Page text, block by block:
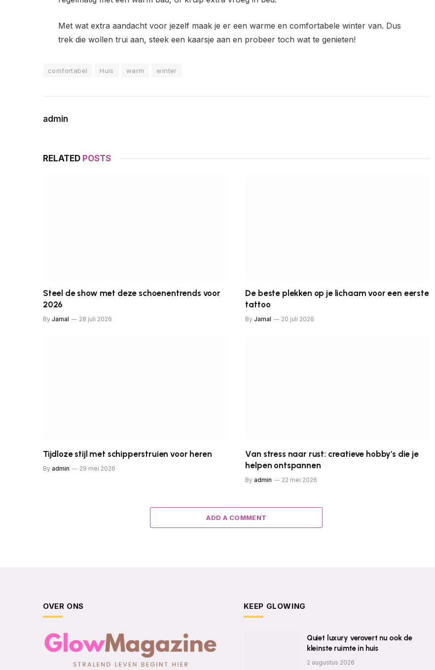
Met wat extra aandacht voor jezelf maak je er een warme en comfortabele winter van. Dus
trek die wollen trui aan, steek een kaarsje aan en probeer toch wat te genieten!
comfortabel Huis warm winter
admin
RELATED POSTS
Steel de show met deze schoenentrends voor
2026
By Jamal 28 juli 2026
De beste plekken op je lichaam voor een eerste
tattoo
By Jamal 20 juli 2026
Tijdloze stijl met schipperstruien voor heren
By admin 29 mei 2026
Van stress naar rust: creatieve hobby’s die je
helpen ontspannen
By admin 22 mei 2026
ADD A COMMENT
OVER ONS KEEP GLOWING
Quiet luxury verovert nu ook de
kleinste ruimte in huis
2 augustus 2026